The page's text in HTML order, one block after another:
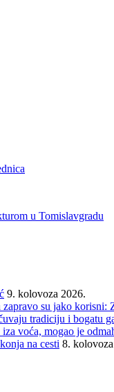
u Tomislavgradu
9. kolovoza 2026.
su jako korisni:
tradiciju i bogatu
voća, mogao je
na cesti 8.